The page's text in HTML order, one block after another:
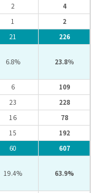
2
4
1
2
21
226
6.8% 23.8％
6
109
23
228
16
78
15
192
60
607
19.4% 63.9%